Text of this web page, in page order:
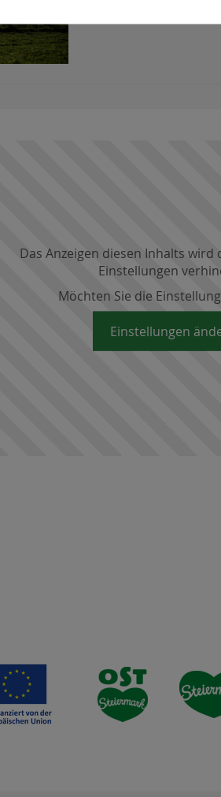
Ihren aktiven
Das Anzeigen diesen Inhalts wird
Einstellungen
Möchten Sie die
Einstellungen